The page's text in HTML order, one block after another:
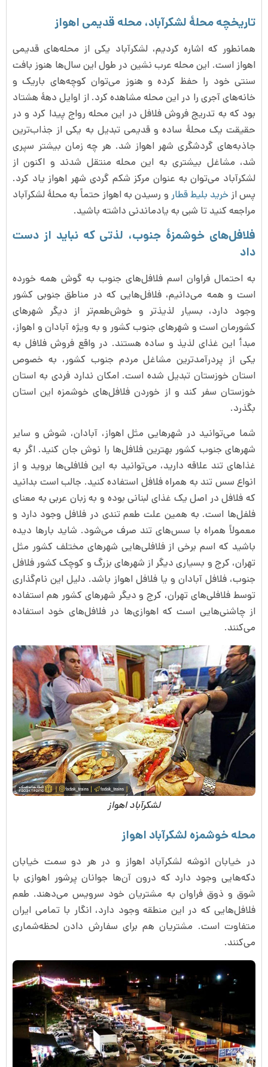
تاریخچه محلۀ لشکرآباد، محله قدیمی اهواز
همانطور که اشاره کردیم، لشکرآباد یکی از محله‌های قدیمی
اهواز است. این محله عرب نشین در طول این سال‌ها هنوز بافت
سنتی خود را حفظ کرده و هنوز می‌توان کوچه‌های باریک و
خانه‌های آجری را در این محله مشاهده کرد. از اوایل دهۀ هشتاد
بود که به تدریج فروش فلافل در این محله رواج پیدا کرد و در
حقیقت یک محلۀ ساده و قدیمی تبدیل به یکی از جذاب‌ترین
جاذبه‌های گردشگری شهر اهواز شد. هر چه زمان بیشتر سپری
شد، مشاغل بیشتری به این محله منتقل شدند و اکنون از
لشکرآباد می‌توان به عنوان مرکز شکم گردی شهر اهواز یاد کرد.
پس از خرید بلیط قطار و رسیدن به اهواز حتماً به محلۀ لشکرآباد
مراجعه کنید تا شبی به یادماندنی داشته باشید.
فلافل‌های خوشمزۀ جنوب، لذتی که نباید از دست
داد
به احتمال فراوان اسم فلافل‌های جنوب به گوش همه خورده
است و همه می‌دانیم، فلافل‌هایی که در مناطق جنوبی کشور
وجود دارد، بسیار لذیذتر و خوش‌‌طعم‌تر از دیگر شهرهای
کشورمان است و شهرهای جنوب کشور و به ویژه آبادان و اهواز،
مبدأ این غذای لذیذ و ساده هستند. در واقع فروش فلافل به
یکی از پردرآمدترین مشاغل مردم جنوب کشور، به خصوص
استان خوزستان تبدیل شده است. امکان ندارد فردی به استان
خوزستان سفر کند و از خوردن فلافل‌های خوشمزه این استان
بگذرد.
شما می‌توانید در شهرهایی مثل اهواز، آبادان، شوش و سایر
شهرهای جنوب کشور بهترین فلافل‌ها را نوش جان کنید. اگر به
غذاهای تند علاقه دارید، می‌توانید به این فلافلی‌ها بروید و از
انواع سس تند به همراه فلافل استفاده کنید. جالب است بدانید
که فلافل در اصل یک غذای لبنانی بوده و به زبان عربی به معنای
فلفل‌ها است. به همین علت طعم تندی در فلافل وجود دارد و
معمولاً همراه با سس‌های تند صرف می‌شود. شاید بارها دیده
باشید که اسم برخی از فلافلی‌هایی شهرهای مختلف کشور مثل
تهران، کرج و بسیاری دیگر از شهرهای بزرگ و کوچک کشور فلافل
جنوب، فلافل آبادان و یا فلافل اهواز ‌باشد. دلیل این نام‌گذاری
توسط فلافلی‌های تهران، کرج و دیگر شهرهای کشور هم استفاده
از چاشنی‌هایی است که اهوازی‌ها در فلافل‌های خود استفاده
می‌کنند.
لشکرآباد اهواز
محله خوشمزه لشکرآباد اهواز
در خیابان انوشه لشکرآباد اهواز و در هر دو سمت خیابان
دکه‌هایی وجود دارد که درون آن‌ها جوانان پرشور اهوازی با
شوق و ذوق فراوان به مشتریان خود سرویس می‌دهند. طعم
فلافل‌هایی که در این منطقه وجود دارد، انگار با تمامی ایران
متفاوت است. مشتریان هم برای سفارش دادن لحظه‌شماری
می‌کنند.